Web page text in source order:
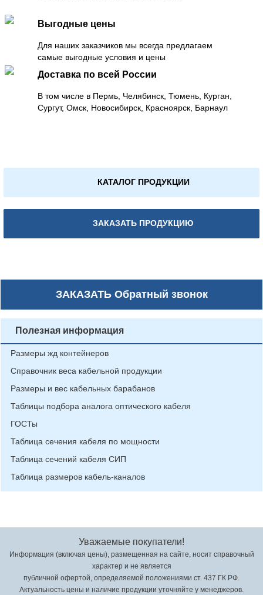
Выгодные цены
Для наших заказчиков мы всегда предлагаем
самые выгодные условия и цены
Доставка по всей России
В том числе в Пермь, Челябинск, Тюмень, Курган,
Сургут, Омск, Новосибирск, Красноярск, Барнаул
КАТАЛОГ ПРОДУКЦИИ
ЗАКАЗАТЬ ПРОДУКЦИЮ
ЗАКАЗАТЬОбратный звонок
Полезная информация
Размеры жд контейнеров
Справочник веса кабельной продукции
Размеры и вес кабельных барабанов
Таблицы подбора аналога оптического кабеля
ГОСТы
Таблица сечения кабеля по мощности
Таблица сечений кабеля СИП
Таблица размеров кабель-каналов
Уважаемые покупатели!
Информация (включая цены), размещенная на сайте, носит справочный
характер и не является
публичной офертой, определяемой положениями ст. 437 ГК РФ.
Актуальность цены и наличие продукции уточняйте у менеджеров.